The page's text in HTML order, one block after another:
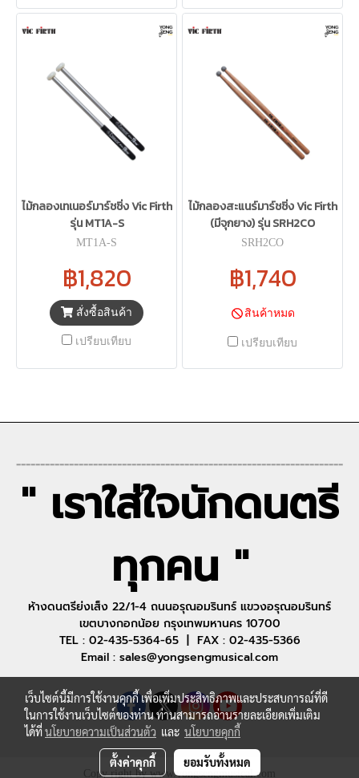
ไม้กลองเทเนอร์มาร์ชชิ่ง Vic Firth
รุ่น MT1A-S
MT1A-S
฿1,820
สั่งซื้อสินค้า
เปรียบเทียบ
ไม้กลองสะแนร์มาร์ชชิ่ง Vic Firth
(มีจุกยาง) รุ่น SRH2CO
SRH2CO
฿1,740
สินค้าหมด
เปรียบเทียบ
--------------------------------------------------------------------
" เราใส่ใจนักดนตรี
ทุกคน "
ห้างดนตรีย่งเส็ง 22/1-4 ถนนอรุณอมรินทร์ แขวงอรุณอมรินทร์
เขตบางกอกน้อย กรุงเทพมหานคร 10700
TEL : 02-435-5364-65 | FAX : 02-435-5366
Email : sales@yongsengmusical.com
Copy right by www.yongsengmusical.com
เว็บไซต์นี้มีการใช้งานคุกกี้ เพื่อเพิ่มประสิทธิภาพและประสบการณ์ที่ดี
ในการใช้งานเว็บไซต์ของท่าน ท่านสามารถอ่านรายละเอียดเพิ่มเติม
ได้ที่นโยบายความเป็นส่วนตัว และ นโยบายคุกกี้
ตั้งค่าคุกกี้ ยอมรับทั้งหมด